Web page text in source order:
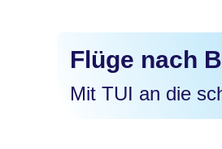
Flüge nach
Mit TUI an die